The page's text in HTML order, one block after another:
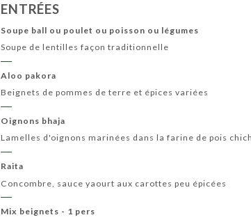
ENTRÉES
Soupe ball ou poulet ou poisson ou légumes
Soupe de lentilles façon traditionnelle
Aloo pakora
Beignets de pommes de terre et épices variées
Oignons bhaja
Lamelles d'oignons marinées dans la farine de pois
Raita
Concombre, sauce yaourt aux carottes peu épicées
Mix beignets - 1 pers